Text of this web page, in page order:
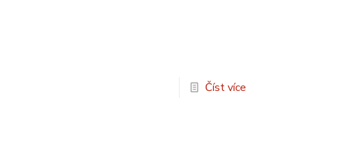
Číst více